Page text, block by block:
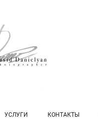
УСЛУГИ КОНТАКТЫ